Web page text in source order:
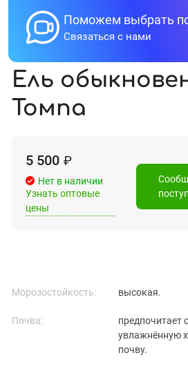
Поможем выбрать
Связаться с нами
Ель
Томпа
5 500 ₽
Нет в наличии
Узнать оптовые
цены
Морозостойкость: высокая.
Почва:
предпочитает
увлажнённую
почву.